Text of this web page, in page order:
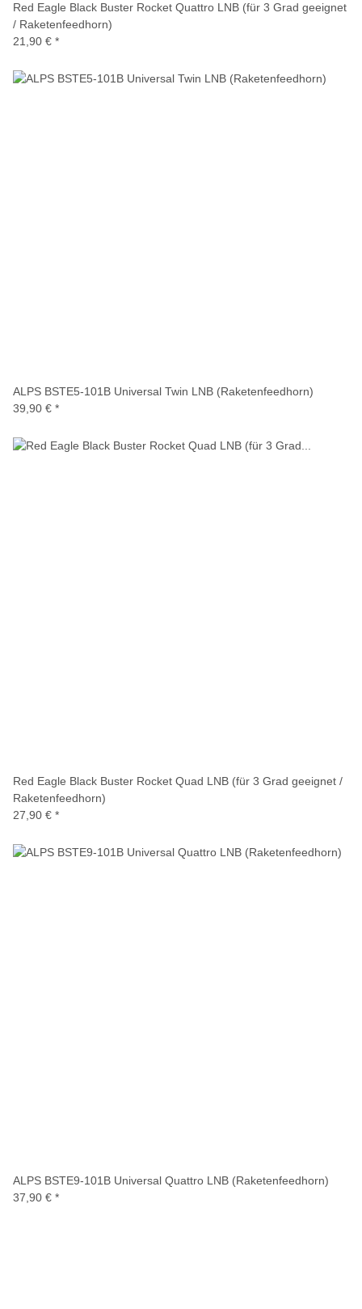
Red Eagle Black Buster Rocket Quattro LNB (für 3 Grad geeignet
/ Raketenfeedhorn)
21,90 € *
ALPS BSTE5-101B Universal Twin LNB (Raketenfeedhorn)
39,90 € *
Red Eagle Black Buster Rocket Quad LNB (für 3 Grad geeignet /
Raketenfeedhorn)
27,90 € *
ALPS BSTE9-101B Universal Quattro LNB (Raketenfeedhorn)
37,90 € *